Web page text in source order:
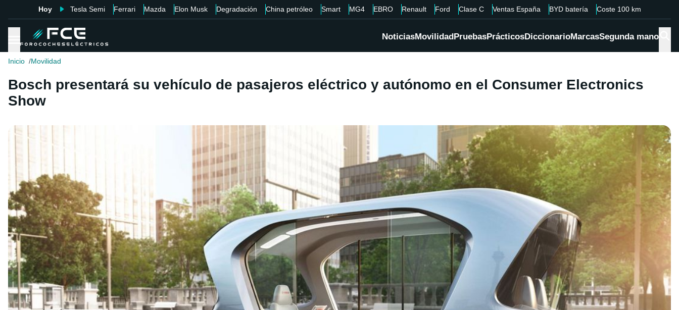
Hoy Tesla Semi Ferrari Mazda Elon Musk Degradación China petróleo Smart MG4 EBRO Renault Ford Clase C Ventas España BYD batería Coste 100 km
NoticiasMovilidadPruebasPrácticosDiccionarioMarcasSegunda mano
Inicio Movilidad
Bosch presentará su vehículo de pasajeros eléctrico y autónomo en el Consumer Electronics
Show